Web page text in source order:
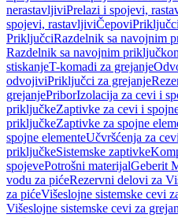
nerastavljiviPrelazi i spojevi,
spojevi, rastavljiviČepoviPriključci
PriključciRazdelnik sa navojnim
Razdelnik sa navojnim
stiskanjeT-komadi za grejanje
odvojiviPriključci za grejanje
grejanjePriborIzolacija za cevi i
priključkeZaptivke za cevi i
priključkeZaptivke za spojne
spojne elementeUčvršćenja za cevi
priključkeSistemske zaptivke
spojevePotrošni materijalGeberit
vodu za pićeRezervni delovi za
za pićeVišeslojne sistemske cevi
Višeslojne sistemske cevi za